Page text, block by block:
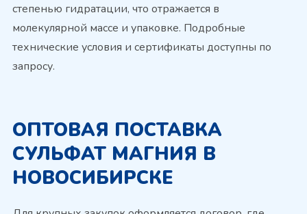
степенью гидратации, что отражается в
молекулярной массе и упаковке. Подробные
технические условия и сертификаты доступны по
запросу.
ОПТОВАЯ ПОСТАВКА
СУЛЬФАТ МАГНИЯ В
НОВОСИБИРСКЕ